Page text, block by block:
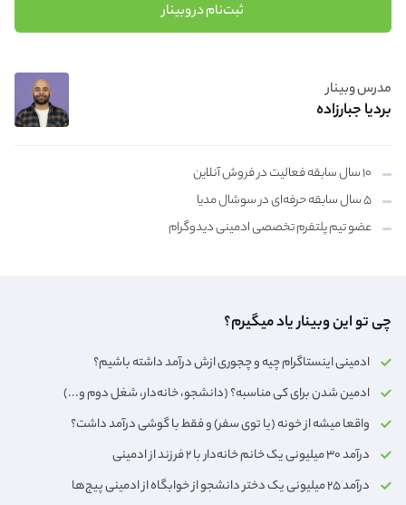
ثبت‌نام در وبینار
مدرس وبینار
بردیا جبارزاده
۱۰ سال سابقه فعالیت در فروش آنلاین
۵ سال سابقه حرفه‌ای در سوشال مدیا
عضو تیم پلتفرم تخصصی ادمینی دیدوگرام
چی تو این وبینار یاد میگیرم؟
ادمینی اینستاگرام چیه و چجوری ازش درآمد داشته باشیم؟
ادمین شدن برای کی مناسبه؟ (دانشجو، خانه‌دار،‌ شغل دوم و...)
واقعا میشه از خونه (یا توی سفر) و فقط با گوشی درآمد داشت؟
درآمد ۳۰ میلیونی یک خانم خانه‌دار با ۲ فرزند از ادمینی
درآمد ۲۵ میلیونی یک دختر دانشجو از خوابگاه از ادمینی پیج‌ها